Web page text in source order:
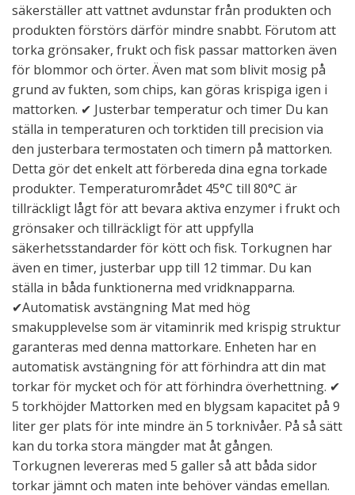
säkerställer att vattnet avdunstar från produkten och
produkten förstörs därför mindre snabbt. Förutom att
torka grönsaker, frukt och fisk passar mattorken även
för blommor och örter. Även mat som blivit mosig på
grund av fukten, som chips, kan göras krispiga igen i
mattorken. ✔ Justerbar temperatur och timer Du kan
ställa in temperaturen och torktiden till precision via
den justerbara termostaten och timern på mattorken.
Detta gör det enkelt att förbereda dina egna torkade
produkter. Temperaturområdet 45°C till 80°C är
tillräckligt lågt för att bevara aktiva enzymer i frukt och
grönsaker och tillräckligt för att uppfylla
säkerhetsstandarder för kött och fisk. Torkugnen har
även en timer, justerbar upp till 12 timmar. Du kan
ställa in båda funktionerna med vridknapparna.
✔Automatisk avstängning Mat med hög
smakupplevelse som är vitaminrik med krispig struktur
garanteras med denna mattorkare. Enheten har en
automatisk avstängning för att förhindra att din mat
torkar för mycket och för att förhindra överhettning. ✔
5 torkhöjder Mattorken med en blygsam kapacitet på 9
liter ger plats för inte mindre än 5 torknivåer. På så sätt
kan du torka stora mängder mat åt gången.
Torkugnen levereras med 5 galler så att båda sidor
torkar jämnt och maten inte behöver vändas emellan.